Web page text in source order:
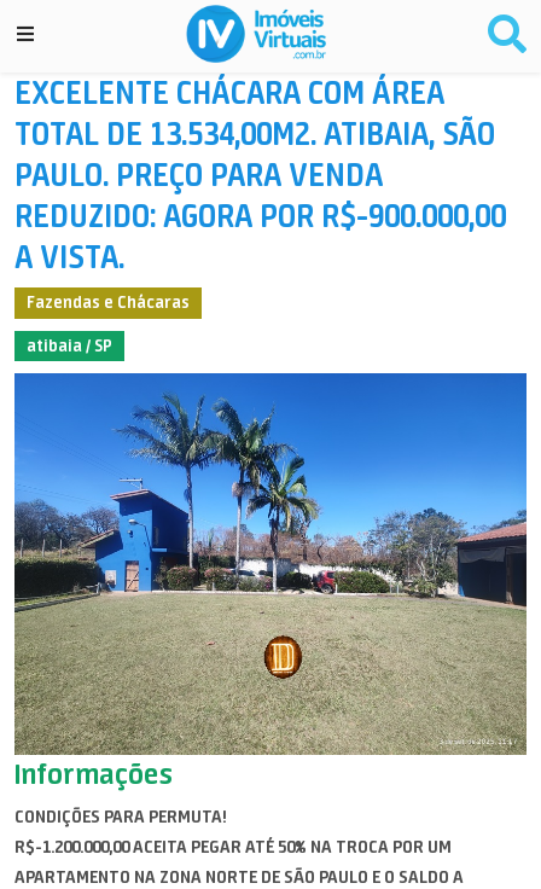
EXCELENTE CHÁCARA COM ÁREA
TOTAL DE 13.534,00M2. ATIBAIA, SÃO
PAULO. PREÇO PARA VENDA
REDUZIDO: AGORA POR R$-900.000,00
A VISTA.
Fazendas e Chácaras
atibaia / SP
Informações
CONDIÇÕES PARA PERMUTA!
R$-1.200.000,00 ACEITA PEGAR ATÉ 50% NA TROCA POR UM
APARTAMENTO NA ZONA NORTE DE SÃO PAULO E O SALDO A